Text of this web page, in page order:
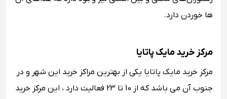
ها خوردن دارد.
مرکز خرید مایک پاتایا
مرکز خرید مایک پاتایا یکی از بهترین مراکز خرید این شهر و در
جنوب آن می باشد که از 10 تا 23 فعالیت دارد ، این مرکز خرید